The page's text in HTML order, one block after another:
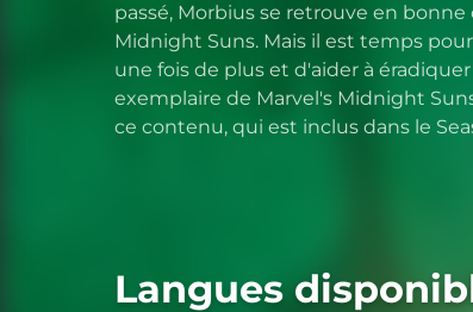
passé, Morbius se retrouve en
Midnight Suns. Mais il est temps
une fois de plus et d'aider à
exemplaire de Marvel's Midnight
ce contenu, qui est inclus dans le
Langues